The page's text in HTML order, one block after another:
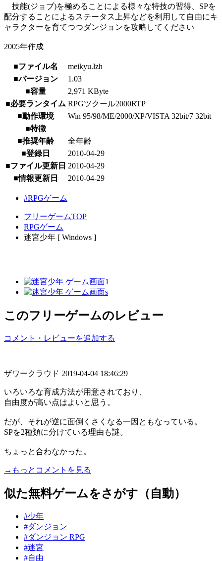
技能(ジョブ)を極めることによる様々な特技の習得、SPを
配分することによるステータス上昇などを利用して自由にキ
ャラクターを育てつつダンジョンを攻略してください
2005年作成
■ファイル名
meikyu.lzh
■バージョン
1.03
■容量
2,971 KByte
■必要ランタイム RPGツクール2000RTP
■動作環境
Win 95/98/ME/2000/XP/VISTA 32bit/7 32bit
■特徴
■推奨年齢
全年齢
■登録日
2010-04-29
■ファイル更新日 2010-04-29
■情報更新日
2010-04-29
#RPGゲーム
フリーゲームTOP
RPGゲーム
迷宮少年 [ Windows ]
このフリーゲームのレビュー
コメント・レビューを追加する
ザワークラウド 2019-04-04 18:46:29
いろいろな育成方法が用意されており、
自由度が高い点はよいと思う。
だが、それが逆に面倒くさくなる一因ともなっている。
SPを2種類に分けている理由も謎。
ちょっと合わなかった。
→もっとコメントを見る
似た無料ゲームをさがす（自動）
#少年
#ダンジョン
#ダンジョン RPG
#迷宮
#自由